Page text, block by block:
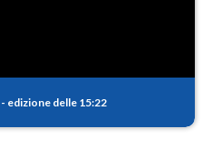
- edizione delle 15:22